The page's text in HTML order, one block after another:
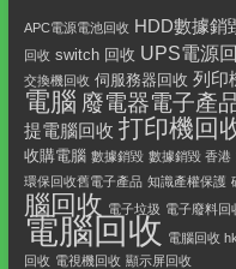
APC電源電池回收 HDD數據銷
回收 switch 回收 UPS電源
交換機回收 伺服務器回收 列印
電腦 廢電器電子產
提電腦回收 打印機回
收購電腦 數據銷毀 數據銷毀 香港
環保回收舊電子產品 知識產權保護
腦回收 電子垃圾 電子廢料回
電腦回收 電腦回收 hk
回收 電視機回收 顯示屏回收